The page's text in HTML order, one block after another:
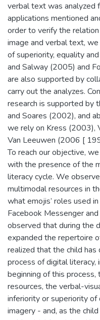
verbal text was analyzed
applications mentioned
order to verify the
image and verbal text,
of superiority, equality
and Salway (2005) and
are also supported by
carry out the analyzes.
research is supported by
and Soares (2002), and
we rely on Kress (2003),
Van Leeuwen (2006 [
To reach our objective,
with the presence of the
literacy cycle. We
multimodal resources in
what emojis’ roles used
Facebook Messenger
observed that during the
expanded the repertoire
realized that the child
process of digital
beginning of this
resources, the verbal-
inferiority or superiority
imagery - and, as the